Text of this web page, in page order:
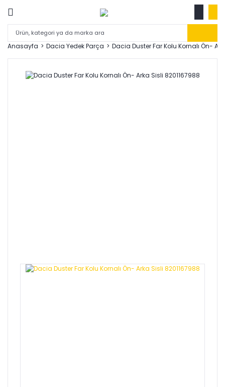
Anasayfa Dacia Yedek Parça Dacia Duster Far Kolu Kornalı Ön-